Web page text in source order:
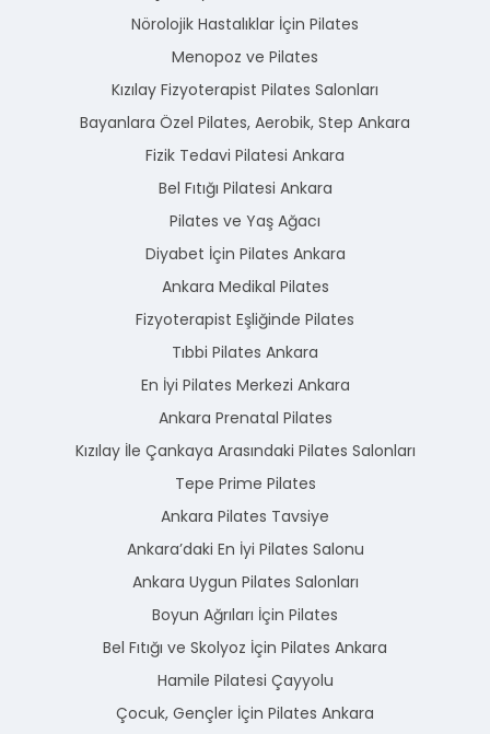
Nörolojik Hastalıklar İçin Pilates
Menopoz ve Pilates
Kızılay Fizyoterapist Pilates Salonları
Bayanlara Özel Pilates, Aerobik, Step Ankara
Fizik Tedavi Pilatesi Ankara
Bel Fıtığı Pilatesi Ankara
Pilates ve Yaş Ağacı
Diyabet İçin Pilates Ankara
Ankara Medikal Pilates
Fizyoterapist Eşliğinde Pilates
Tıbbi Pilates Ankara
En İyi Pilates Merkezi Ankara
Ankara Prenatal Pilates
Kızılay İle Çankaya Arasındaki Pilates Salonları
Tepe Prime Pilates
Ankara Pilates Tavsiye
Ankara’daki En İyi Pilates Salonu
Ankara Uygun Pilates Salonları
Boyun Ağrıları İçin Pilates
Bel Fıtığı ve Skolyoz İçin Pilates Ankara
Hamile Pilatesi Çayyolu
Çocuk, Gençler İçin Pilates Ankara